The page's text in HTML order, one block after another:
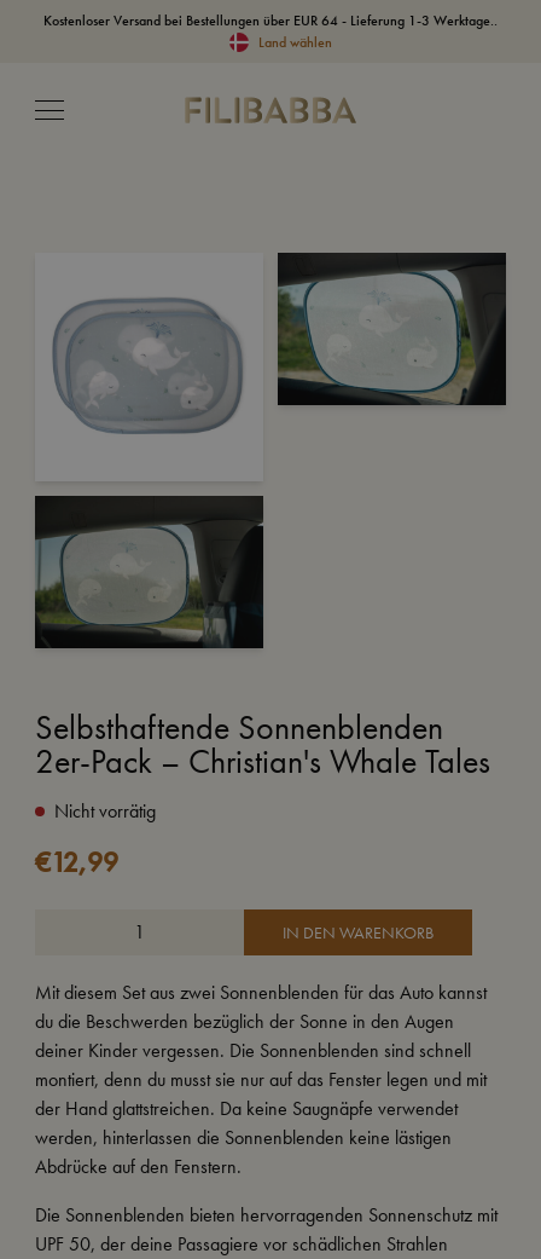
Kostenloser Versand bei Bestellungen über EUR 64 - Lieferung 1-3 Werktage..
Land wählen
Selbsthaftende Sonnenblenden
2er-Pack – Christian's Whale Tales
Nicht vorrätig
€12,99
IN DEN WARENKORB
Mit diesem Set aus zwei Sonnenblenden für das Auto kannst
du die Beschwerden bezüglich der Sonne in den Augen
deiner Kinder vergessen. Die Sonnenblenden sind schnell
montiert, denn du musst sie nur auf das Fenster legen und mit
der Hand glattstreichen. Da keine Saugnäpfe verwendet
werden, hinterlassen die Sonnenblenden keine lästigen
Abdrücke auf den Fenstern.
Die Sonnenblenden bieten hervorragenden Sonnenschutz mit
UPF 50, der deine Passagiere vor schädlichen Strahlen